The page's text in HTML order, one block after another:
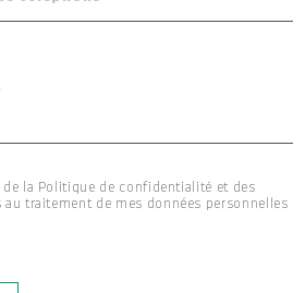
de la Politique de confidentialité et des
traitement de mes données personnelles